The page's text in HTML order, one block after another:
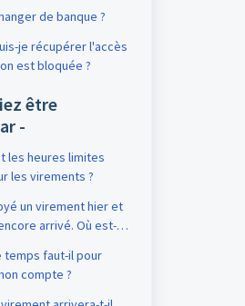
de banque ?
je récupérer l'accès
est bloquée ?
être
-
les heures limites
les virements ?
un virement hier et
arrivé. Où est-il
temps faut-il pour
compte ?